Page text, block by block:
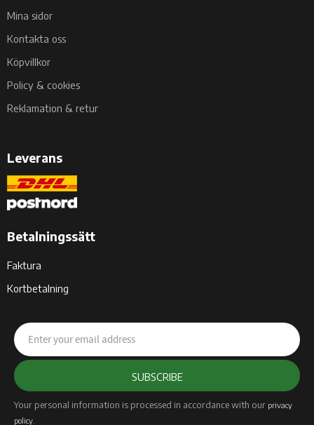
Mina sidor
Kontakta oss
Köpvillkor
Policy & cookies
Reklamation & retur
Leverans
Betalningssätt
Faktura
Kortbetalning
SUBSCRIBE
Your personal information is processed in accordance with our privacy
policy